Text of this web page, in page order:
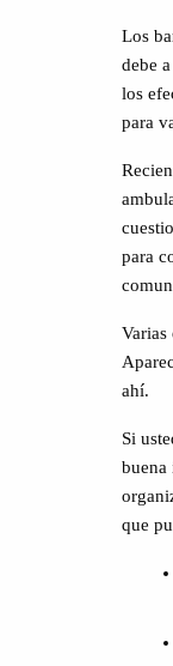
Los
debe
los
para
para
Varias
ahí.
Si
buena
que